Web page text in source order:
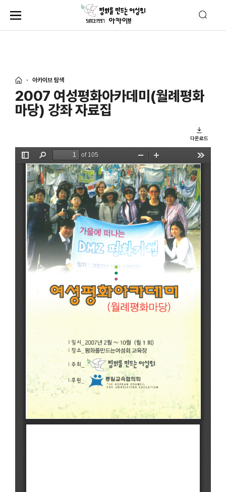
아카이브 탐색
2007 여성평화아카데미(월례평화
마당) 강좌 자료집
다운로드